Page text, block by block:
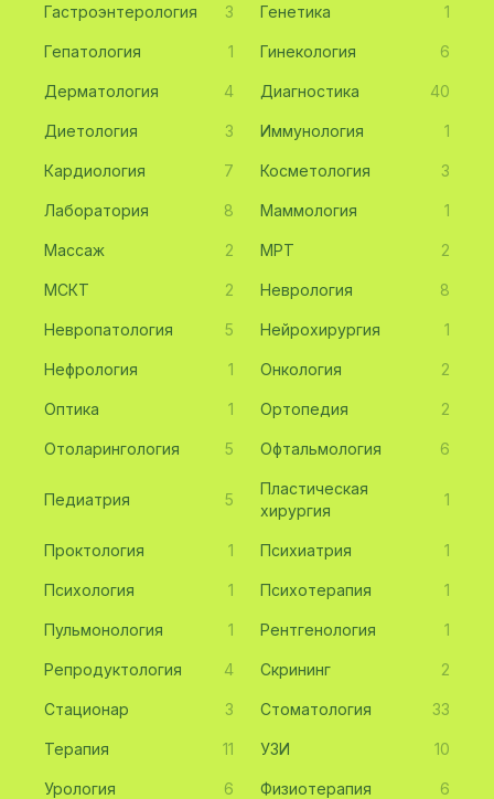
Гастроэнтерология 3 Генетика 1
Гепатология 1 Гинекология 6
Дерматология 4 Диагностика 40
Диетология 3 Иммунология 1
Кардиология 7 Косметология 3
Лаборатория 8 Маммология 1
Массаж 2 МРТ 2
МСКТ 2 Неврология 8
Невропатология 5 Нейрохирургия 1
Нефрология 1 Онкология 2
Оптика 1 Ортопедия 2
Отоларингология 5 Офтальмология 6
Педиатрия 5
Пластическая
хирургия
1
Проктология 1 Психиатрия 1
Психология 1 Психотерапия 1
Пульмонология 1 Рентгенология 1
Репродуктология 4 Скрининг 2
Стационар 3 Стоматология 33
Терапия 11 УЗИ 10
Урология 6 Физиотерапия 6